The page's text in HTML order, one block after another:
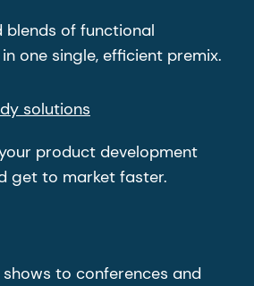
blends of functional
one single, efficient premix.
solutions
product development
get to market faster.
to conferences and